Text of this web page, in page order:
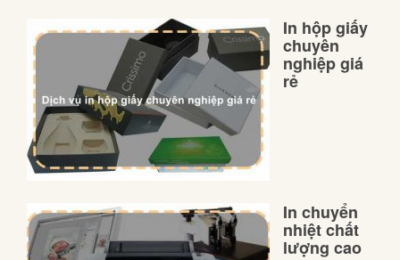
In hộp giấy
chuyên
nghiệp giá
rẻ
In chuyển
nhiệt chất
lượng cao